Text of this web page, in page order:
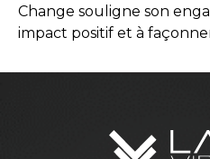
Change souligne son
impact positif et à